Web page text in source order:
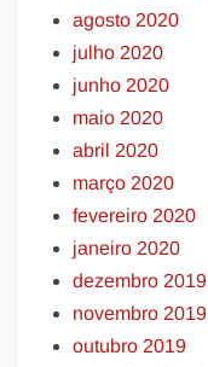
agosto 2020
julho 2020
junho 2020
maio 2020
abril 2020
março 2020
fevereiro 2020
janeiro 2020
dezembro 2019
novembro 2019
outubro 2019